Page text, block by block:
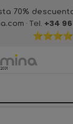
70%
· Tel. +34